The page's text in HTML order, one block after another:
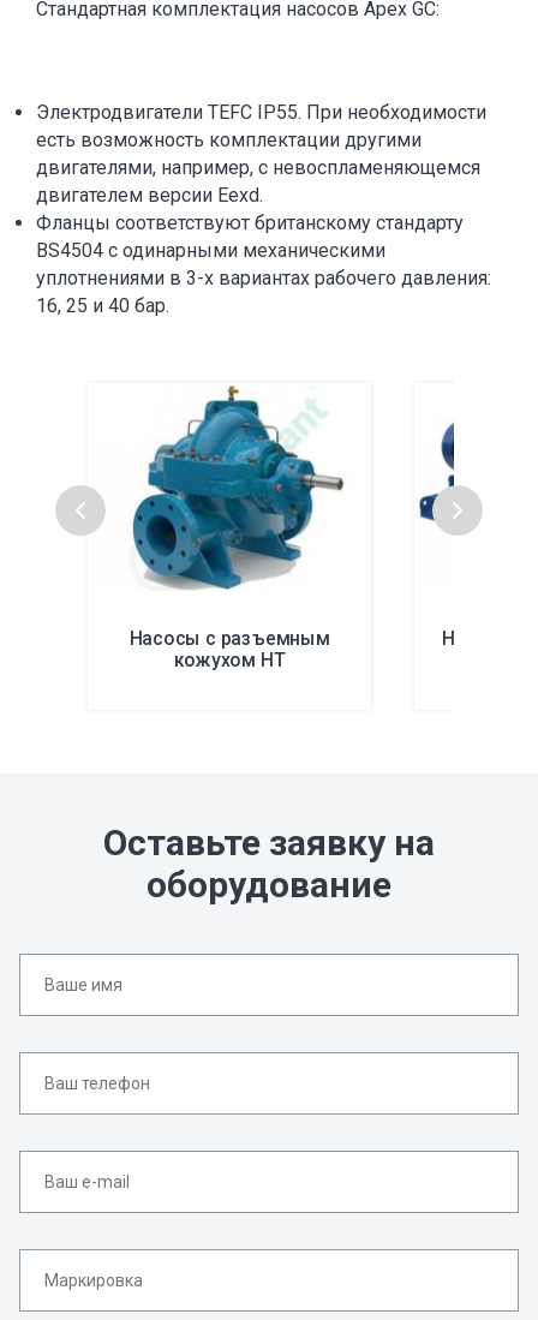
Стандартная комплектация насосов Apex GC:
Электродвигатели TEFC IP55. При необходимости
есть возможность комплектации другими
двигателями, например, с невоспламеняющемся
двигателем версии Eexd.
Фланцы соответствуют британскому стандарту
BS4504 с одинарными механическими
уплотнениями в 3-х вариантах рабочего давления:
16, 25 и 40 бар.
Насосы с разъемным
кожухом HT
Насосы
Оставьте заявку на
оборудование